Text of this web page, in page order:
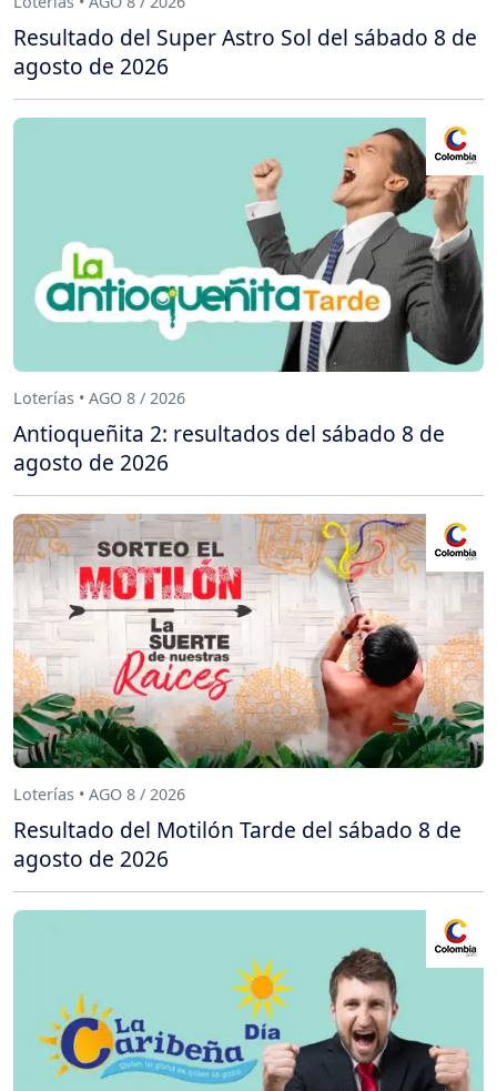
Resultado del Super Astro Sol del sábado 8 de
agosto de 2026
Loterías • AGO 8 / 2026
Antioqueñita 2: resultados del sábado 8 de
agosto de 2026
Loterías • AGO 8 / 2026
Resultado del Motilón Tarde del sábado 8 de
agosto de 2026